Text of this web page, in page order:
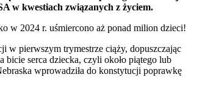
w kwestiach związanych z życiem.
w 2024 r. uśmiercono aż ponad milion dzieci!
w pierwszym trymestrze ciąży, dopuszczając
bicie serca dziecka, czyli około piątego lub
wprowadziła do konstytucji poprawkę